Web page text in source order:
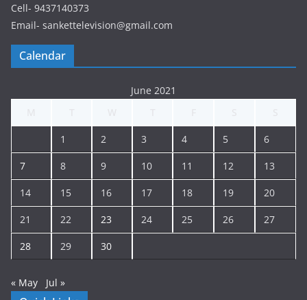
Cell- 9437140373
Email- sankettelevision@gmail.com
Calendar
June 2021
1 2 3 4 5 6
7 8 9 10 11 12 13
14 15 16 17 18 19 20
21 22 23 24 25 26 27
28 29 30
« May Jul »